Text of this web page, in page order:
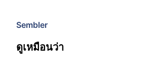
Sembler
ดูเหมือนว่า